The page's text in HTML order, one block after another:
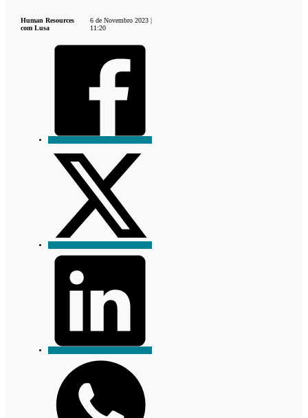
Human Resources
com Lusa
6 de Novembro 2023 |
11:20